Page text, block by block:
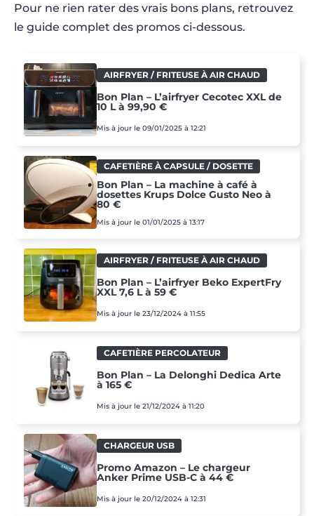
Pour ne rien rater des vrais bons plans, retrouvez
le guide complet des promos ci-dessous.
AIRFRYER / FRITEUSE À AIR CHAUD
Bon Plan – L’airfryer Cecotec XXL de
10 L à 99,90 €
Mis à jour le 09/01/2025 à 12:21
CAFETIÈRE À CAPSULE / DOSETTE
Bon Plan – La machine à café à
dosettes Krups Dolce Gusto Neo à
80 €
Mis à jour le 01/01/2025 à 13:17
AIRFRYER / FRITEUSE À AIR CHAUD
Bon Plan – L’airfryer Beko ExpertFry
XXL 7,6 L à 59 €
Mis à jour le 23/12/2024 à 11:55
CAFETIÈRE PERCOLATEUR
Bon Plan – La Delonghi Dedica Arte
à 165 €
Mis à jour le 21/12/2024 à 11:20
CHARGEUR USB
Promo Amazon – Le chargeur
Anker Prime USB-C à 44 €
Mis à jour le 20/12/2024 à 12:31